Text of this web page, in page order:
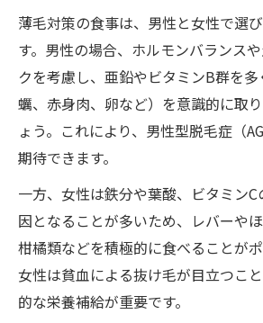
薄毛対策の食事は、男性と女性で選
す。男性の場合、ホルモンバランス
クを考慮し、亜鉛やビタミンB群を
蠣、赤身肉、卵など）を意識的に取
ょう。これにより、男性型脱毛症（
期待できます。
一方、女性は鉄分や葉酸、ビタミン
因となることが多いため、レバーや
柑橘類などを積極的に食べることが
女性は貧血による抜け毛が目立つこ
的な栄養補給が重要です。